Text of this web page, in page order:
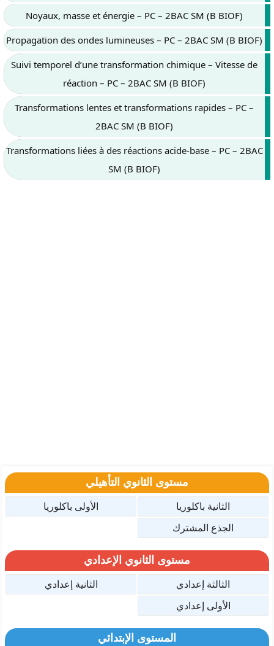
Noyaux, masse et énergie – PC – 2BAC SM (B BIOF)
Propagation des ondes lumineuses – PC – 2BAC SM (B BIOF)
Suivi temporel d’une transformation chimique – Vitesse de
réaction – PC – 2BAC SM (B BIOF)
Transformations lentes et transformations rapides – PC –
2BAC SM (B BIOF)
Transformations liées à des réactions acide-base – PC – 2BAC
SM (B BIOF)
مستوى الثانوي التأهيلي
الثانية باكلوريا
الأولى باكلوريا
الجذع المشترك
مستوى الثانوي الإعدادي
الثالثة إعدادي
الثانية إعدادي
الأولى إعدادي
المستوى الإبتدائي